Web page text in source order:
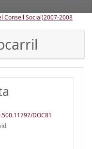
Consell Social)2007-2008
DOC81